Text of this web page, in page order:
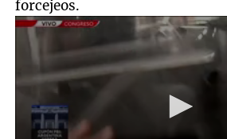
forcejeos.